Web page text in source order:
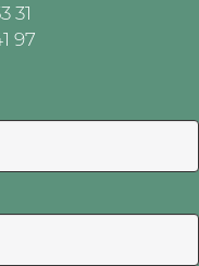
31
97